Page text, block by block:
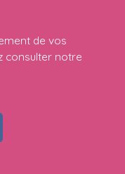
de vos
consulter notre